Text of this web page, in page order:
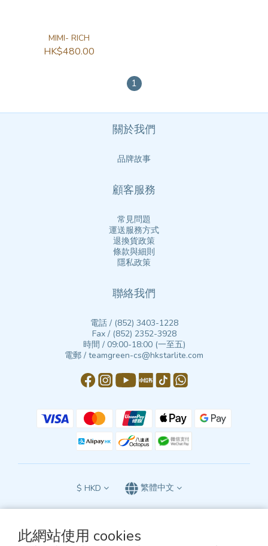
此網站使用 cookies
MIMI- RICH
HK$480.00
1
關於我們
品牌故事
顧客服務
常見問題
運送服務方式
退換貨政策
條款與細則
隱私政策
聯絡我們
電話 / (852) 3403-1228
Fax / (852) 2352-3928
時間 / 09:00-18:00 (一至五)
電郵 / teamgreen-cs@hkstarlite.com
$ HKD 繁體中文